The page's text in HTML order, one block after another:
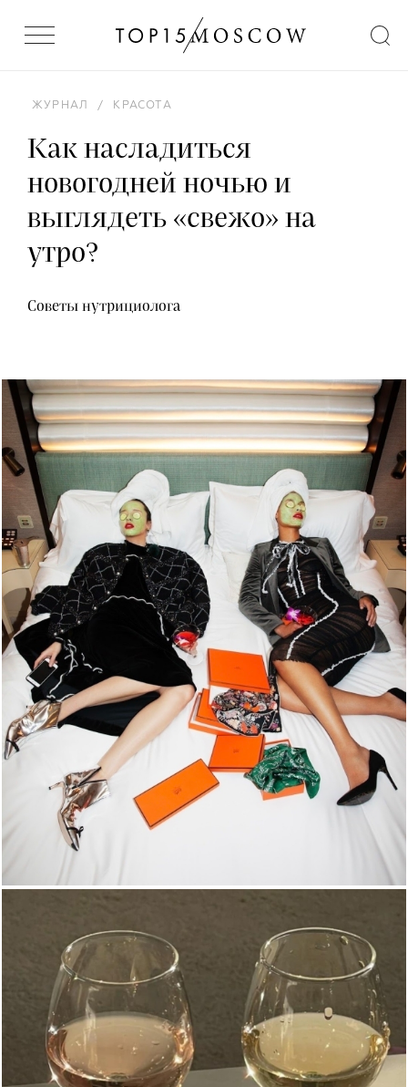
ЖУРНАЛ / КРАСОТА
Как насладиться
новогодней ночью и
выглядеть «свежо» на
утро?
Советы нутрициолога